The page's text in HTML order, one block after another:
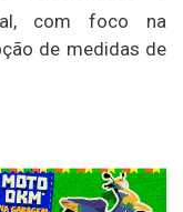
com foco na
de medidas de